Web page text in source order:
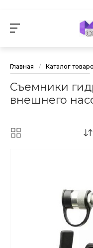
Главная / Каталог
Съемники
внешнего